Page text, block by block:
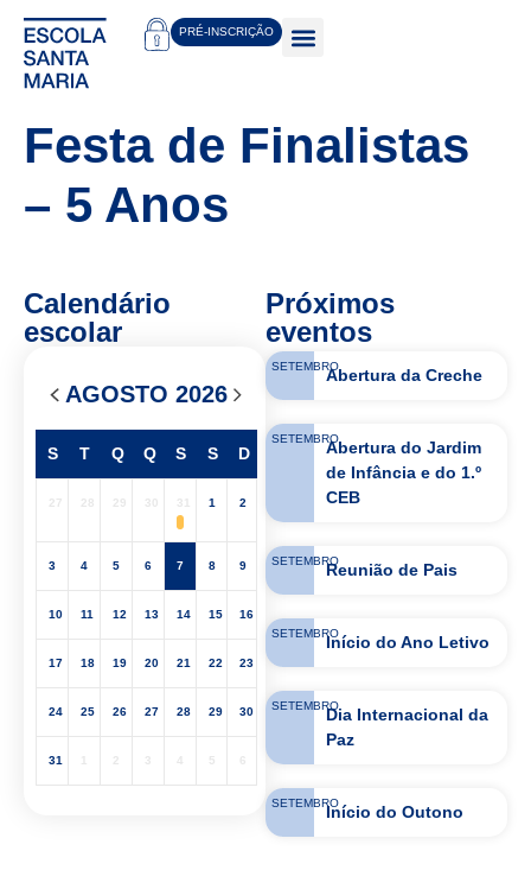
PRÉ-INSCRIÇÃO
Festa de Finalistas
– 5 Anos
Calendário
escolar
AGOSTO 2026
S T Q Q S S D
1 2
3 4 5 6 7 8 9
10 11 12 13 14 15 16
17 18 19 20 21 22 23
24 25 26 27 28 29 30
31
Próximos
eventos
SETEMBROAbertura da Creche
SETEMBROAbertura do Jardim
de Infância e do 1.º
CEB
SETEMBROReunião de Pais
SETEMBROInício do Ano Letivo
SETEMBRODia Internacional da
Paz
SETEMBROInício do Outono